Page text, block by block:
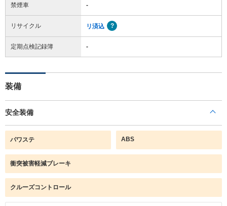
禁煙車 -
リサイクル リ済込
定期点検記録簿 -
装備
安全装備
パワステ ABS
衝突被害軽減ブレーキ
クルーズコントロール